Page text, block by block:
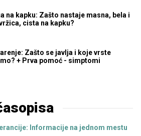
na kapku: Zašto nastaje masna, bela i
cista na kapku?
Zašto se javlja i koje vrste
+ Prva pomoć - simptomi
Informacije na jednom mestu